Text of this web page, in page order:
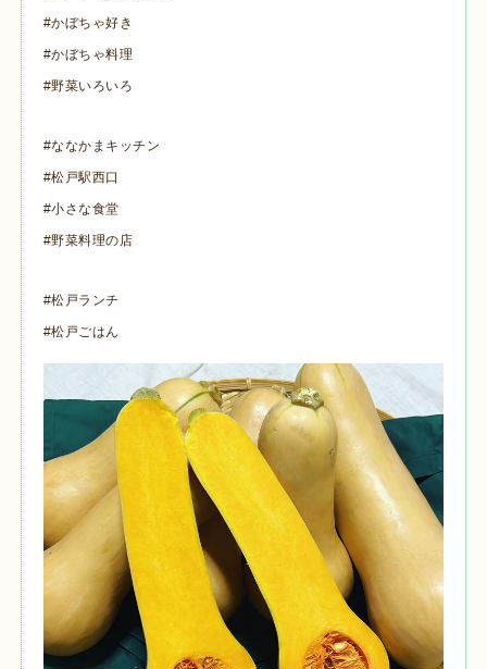
#かぼちゃ好き
#かぼちゃ料理
#野菜いろいろ
#ななかまキッチン
#松戸駅西口
#小さな食堂
#野菜料理の店
#松戸ランチ
#松戸ごはん